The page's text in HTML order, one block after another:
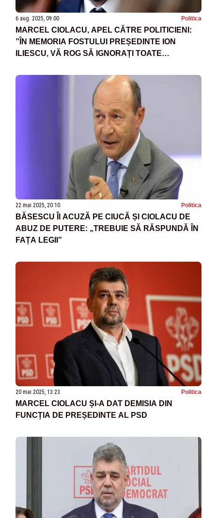
6 aug. 2025, 09:00 Politica
MARCEL CIOLACU, APEL CĂTRE POLITICIENI:
”ÎN MEMORIA FOSTULUI PREȘEDINTE ION
ILIESCU, VĂ ROG SĂ IGNORAȚI TOATE
22 mai 2025, 20:10 Politica
BĂSESCU ÎI ACUZĂ PE CIUCĂ ȘI CIOLACU DE
ABUZ DE PUTERE: „TREBUIE SĂ RĂSPUNDĂ ÎN
FAȚA LEGII”
20 mai 2025, 13:23 Politica
MARCEL CIOLACU ȘI-A DAT DEMISIA DIN
FUNCȚIA DE PREȘEDINTE AL PSD